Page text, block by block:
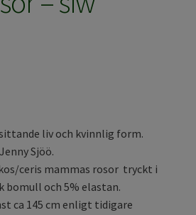
liv och kvinnlig form.
Sjöö.
ceris mammas rosor tryckt i
bomull och 5% elastan.
ca 145 cm enligt tidigare